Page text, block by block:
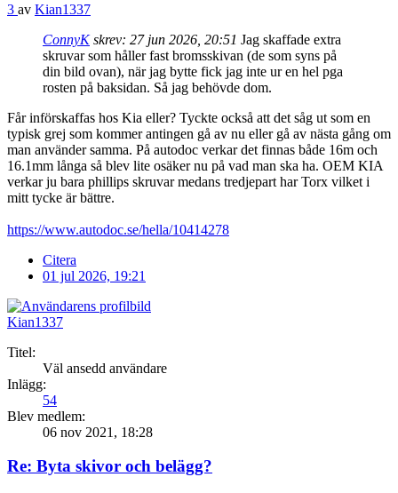
3 av Kian1337
ConnyKskrev: 27 jun 2026, 20:51 Jag skaffade extra
skruvar som håller fast bromsskivan (de som syns på
din bild ovan), när jag bytte fick jag inte ur en hel pga
rosten på baksidan. Så jag behövde dom.
Får införskaffas hos Kia eller? Tyckte också att det såg ut som en
typisk grej som kommer antingen gå av nu eller gå av nästa gång om
man använder samma. På autodoc verkar det finnas både 16m och
16.1mm långa så blev lite osäker nu på vad man ska ha. OEM KIA
verkar ju bara phillips skruvar medans tredjepart har Torx vilket i
mitt tycke är bättre.
https://www.autodoc.se/hella/10414278
Citera
01 jul 2026, 19:21
Kian1337
Titel:
Väl ansedd användare
Inlägg:
54
Blev medlem:
06 nov 2021, 18:28
Re: Byta skivor och belägg?